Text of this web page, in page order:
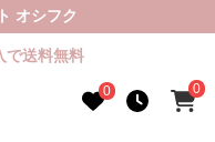
オシフク
で送料無料
0 0